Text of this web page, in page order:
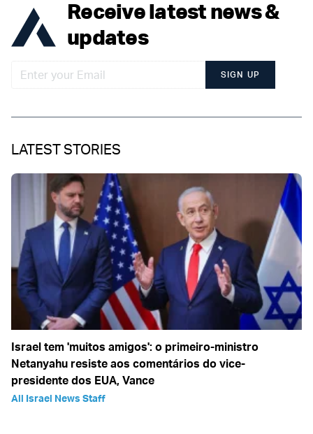
Receive latest news &
updates
SIGN UP
LATEST STORIES
Israel tem 'muitos amigos': o primeiro-ministro
Netanyahu resiste aos comentários do vice-
presidente dos EUA, Vance
All Israel News Staff